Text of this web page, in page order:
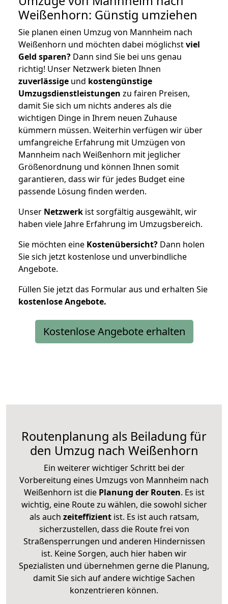
Weißenhorn: Günstig umziehen
Sie planen einen Umzug von Mannheim nach
Weißenhorn und möchten dabei möglichstviel
Geld sparen? Dann sind Sie bei uns genau
richtig! Unser Netzwerk bieten Ihnen
zuverlässige und kostengünstige
Umzugsdienstleistungen zu fairen Preisen,
damit Sie sich um nichts anderes als die
wichtigen Dinge in Ihrem neuen Zuhause
kümmern müssen. Weiterhin verfügen wir über
umfangreiche Erfahrung mit Umzügen von
Mannheim nach Weißenhorn mit jeglicher
Größenordnung und können Ihnen somit
garantieren, dass wir für jedes Budget eine
passende Lösung finden werden.
Unser Netzwerk ist sorgfältig ausgewählt, wir
haben viele Jahre Erfahrung im Umzugsbereich.
Sie möchten eine Kostenübersicht? Dann holen
Sie sich jetzt kostenlose und unverbindliche
Angebote.
Füllen Sie jetzt das Formular aus und erhalten Sie
kostenloseAngebote.
Kostenlose Angebote erhalten
Routenplanung als Beiladung für
den Umzug nach Weißenhorn
Ein weiterer wichtiger Schritt bei der
Vorbereitung eines Umzugs von Mannheim nach
Weißenhorn ist diePlanung der Routen. Es ist
wichtig, eine Route zu wählen, die sowohl sicher
als auch zeiteffizientist. Es ist auch ratsam,
sicherzustellen, dass die Route frei von
Straßensperrungen und anderen Hindernissen
ist. Keine Sorgen, auch hier haben wir
Spezialisten und übernehmen gerne die Planung,
damit Sie sich auf andere wichtige Sachen
konzentrieren können.